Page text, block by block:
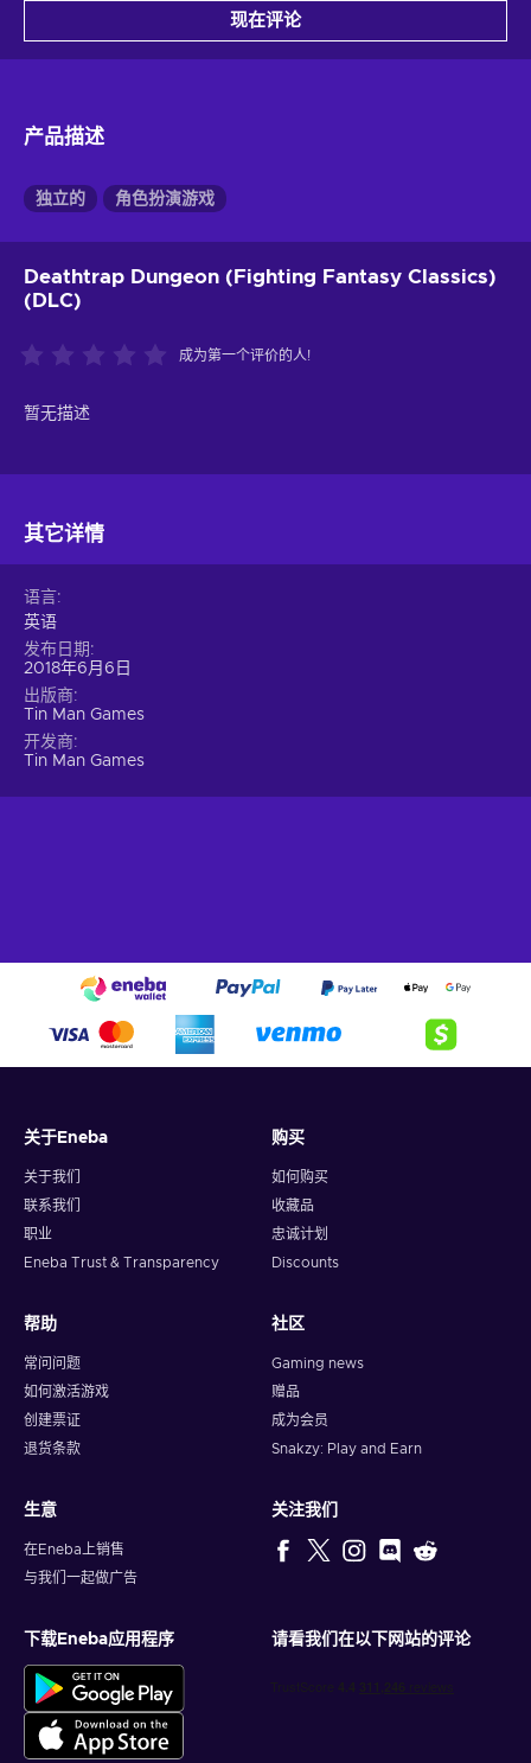
现在评论
产品描述
独立的 角色扮演游戏
Deathtrap Dungeon (Fighting Fantasy Classics)
(DLC)
成为第一个评价的人!
暂无描述
其它详情
语言
英语
发布日期
2018年6月6日
出版商
Tin Man Games
开发商
Tin Man Games
关于Eneba
关于我们
联系我们
职业
Eneba Trust & Transparency
购买
如何购买
收藏品
忠诚计划
Discounts
帮助
常问问题
如何激活游戏
创建票证
退货条款
社区
Gaming news
赠品
成为会员
Snakzy: Play and Earn
生意
在Eneba上销售
与我们一起做广告
关注我们
下载Eneba应用程序 请看我们在以下网站的评论